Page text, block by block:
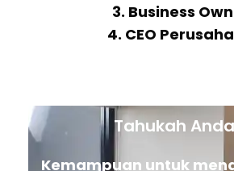
3. Business
4. CEO
Tahukah
Kemampuan untuk